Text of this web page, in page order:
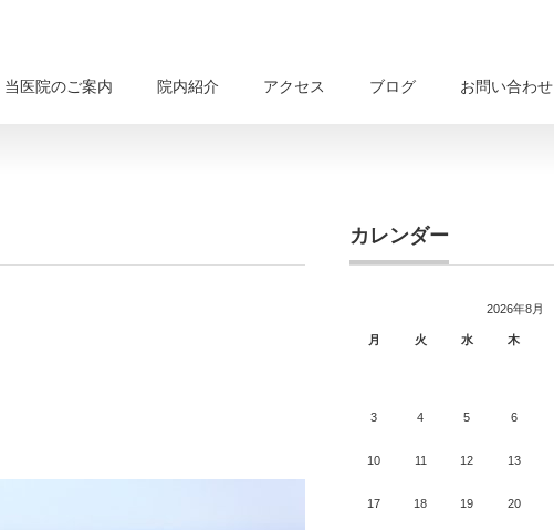
当医院のご案内 院内紹介 アクセス ブログ お問い合わせ
カレンダー
2026年8月
月 火 水 木
3 4 5 6
10 11 12 13
17 18 19 20